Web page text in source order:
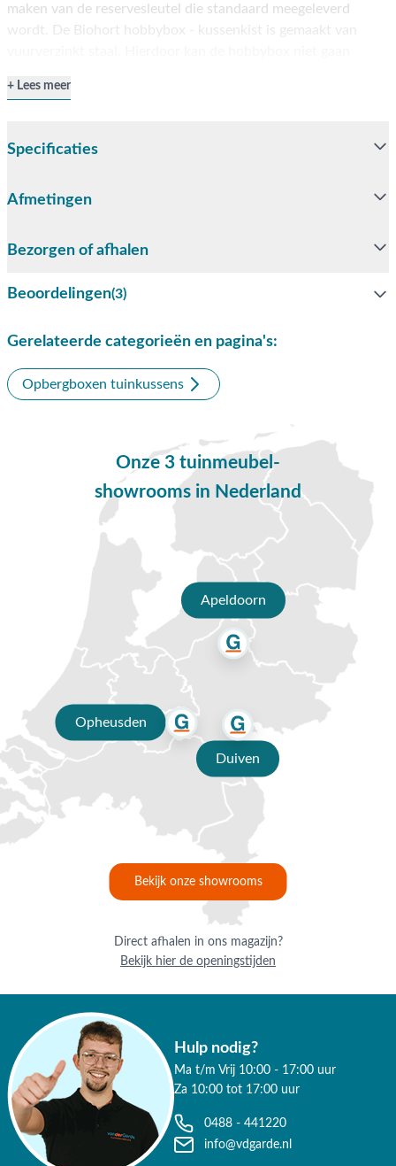
maken van de reservesleutel die standaard meegeleverd
wordt. De Biohort hobbybox - kussenkist is gemaakt van
opgebouwd dient te worden. De montage vereist geen
uitvoeren is het mogelijk om de montage door ons te laten
antraciet 160 x 79 cm.
cm, een diepte van 79 cm. en een hoogte van 83 cm. De
scharnieren zijn van roestvrij staal. Bij de Biohort hobbybox is
er alleen maar gekozen voor kwalitatief hoogwaardige
materialen. Daarom wordt er ook 20 jaar garantie op
Buitenmaat: 159 x 79 x 83 cm. (BxDxH)
Binnenmaat: 151 x 70,5 x 78 cm. (BxDxH)
Heeft u nog vragen over de Biohort hobbybox - kussenkist?
Bel, mail of breng een bezoek aan één van onze showrooms in
Opheusden, Duiven of Apeldoorn. Onze verkoopadviseurs
staan u graag te woord.
Lees meer
Specificaties
Afmetingen
Bezorgen of afhalen
Beoordelingen(3)
Gerelateerde categorieën en pagina's:
Opbergboxen tuinkussens
Onze 3 tuinmeubel-
showrooms in Nederland
Apeldoorn
Opheusden
Duiven
Bekijk onze showrooms
Direct afhalen in ons magazijn?
Bekijk hier de openingstijden
Hulp nodig?
Ma t/m Vrij 10:00 - 17:00 uur
Za 10:00 tot 17:00 uur
0488 - 441220
info@vdgarde.nl